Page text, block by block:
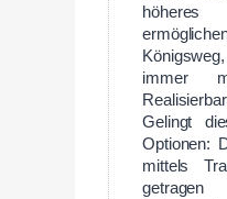
immer
Gelingt
Optionen:
mittels